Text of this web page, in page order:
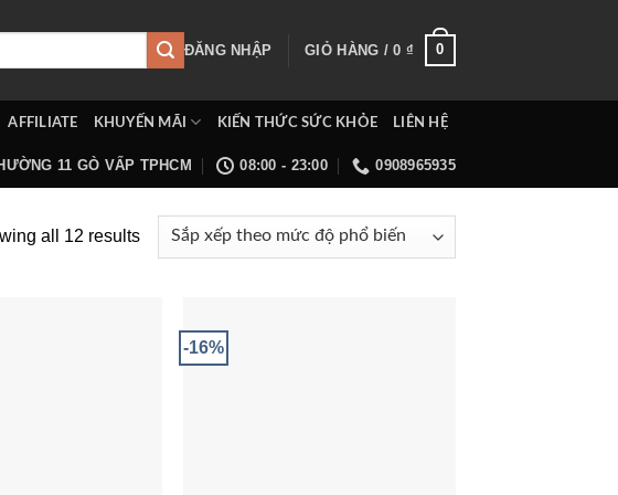
ĐĂNG NHẬP GIỎ HÀNG /0 ₫ 0
AFFILIATE KHUYẾN MÃI KIẾN THỨC SỨC KHỎE LIÊN HỆ
11 GÒ VẤP TPHCM 08:00 - 23:00 0908965935
all 12 results
-16%